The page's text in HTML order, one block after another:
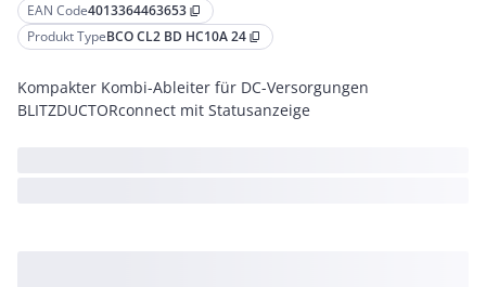
EAN Code4013364463653 content_copy
Produkt TypeBCO CL2 BD HC10A 24 content_copy
Kompakter Kombi-Ableiter für DC-Versorgungen
BLITZDUCTORconnect mit Statusanzeige